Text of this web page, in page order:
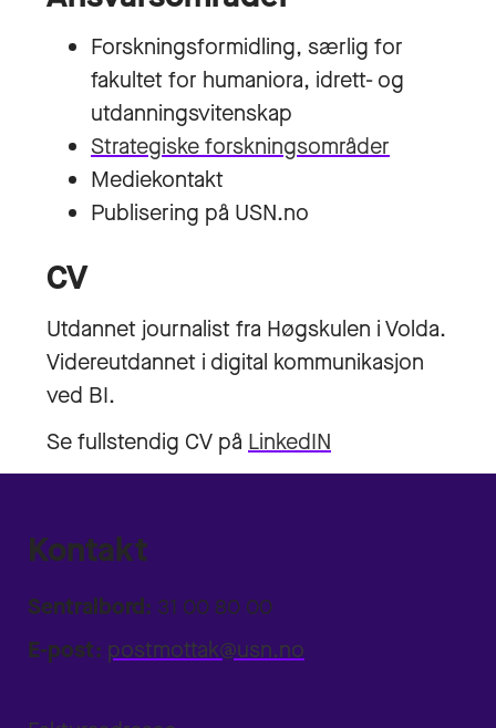
Forskningsformidling, særlig for
fakultet for humaniora, idrett- og
utdanningsvitenskap
Strategiske forskningsområder
Mediekontakt
Publisering på USN.no
CV
Utdannet journalist fra Høgskulen i Volda.
Videreutdannet i digital kommunikasjon
ved BI.
Se fullstendig CV på LinkedIN
Kontakt
Sentralbord: 31 00 80 00
E-post: postmottak@usn.no